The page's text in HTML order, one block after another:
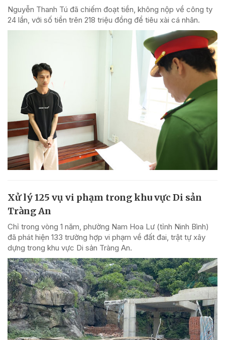
Nguyễn Thanh Tú đã chiếm đoạt tiền, không nộp về công ty
24 lần, với số tiền trên 218 triệu đồng để tiêu xài cá nhân.
Xử lý 125 vụ vi phạm trong khu vực Di sản
Tràng An
Chỉ trong vòng 1 năm, phường Nam Hoa Lư (tỉnh Ninh Bình)
đã phát hiện 133 trường hợp vi phạm về đất đai, trật tự xây
dựng trong khu vực Di sản Tràng An.